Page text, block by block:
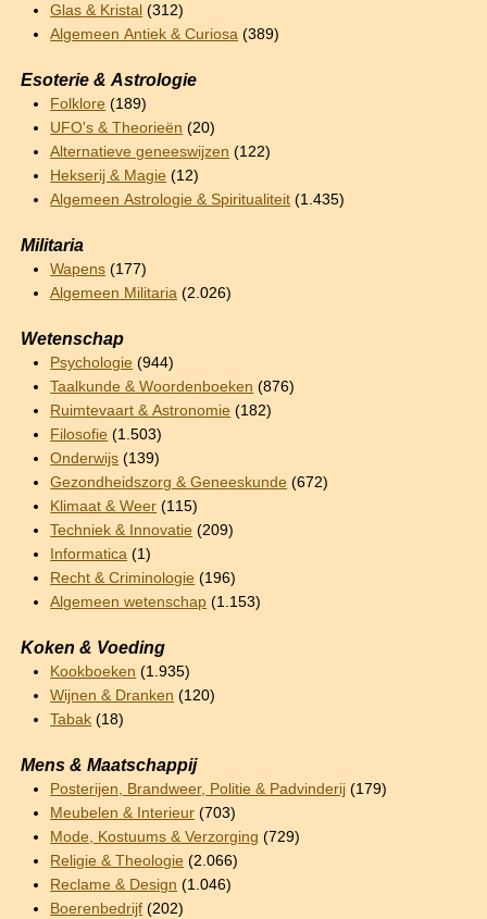
Glas & Kristal (312)
Algemeen Antiek & Curiosa (389)
Esoterie & Astrologie
Folklore (189)
UFO's & Theorieën (20)
Alternatieve geneeswijzen (122)
Hekserij & Magie (12)
Algemeen Astrologie & Spiritualiteit (1.435)
Militaria
Wapens (177)
Algemeen Militaria (2.026)
Wetenschap
Psychologie (944)
Taalkunde & Woordenboeken (876)
Ruimtevaart & Astronomie (182)
Filosofie (1.503)
Onderwijs (139)
Gezondheidszorg & Geneeskunde (672)
Klimaat & Weer (115)
Techniek & Innovatie (209)
Informatica (1)
Recht & Criminologie (196)
Algemeen wetenschap (1.153)
Koken & Voeding
Kookboeken (1.935)
Wijnen & Dranken (120)
Tabak (18)
Mens & Maatschappij
Posterijen, Brandweer, Politie & Padvinderij (179)
Meubelen & Interieur (703)
Mode, Kostuums & Verzorging (729)
Religie & Theologie (2.066)
Reclame & Design (1.046)
Boerenbedrijf (202)